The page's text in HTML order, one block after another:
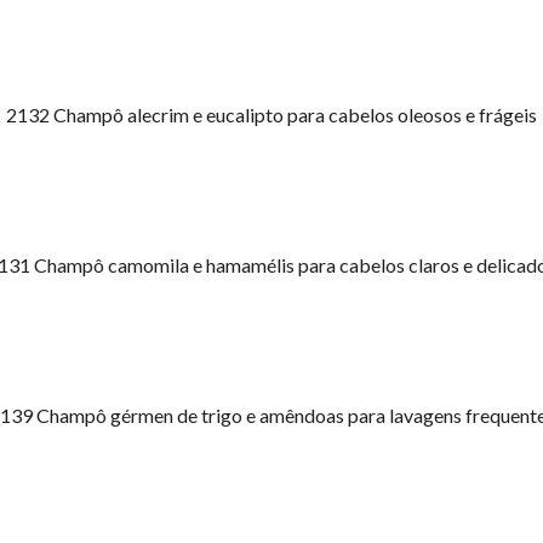
2132 Champô alecrim e eucalipto para cabelos oleosos e frágeis
Champô camomila e hamamélis para cabelos claros e
Champô gérmen de trigo e amêndoas para lavagens